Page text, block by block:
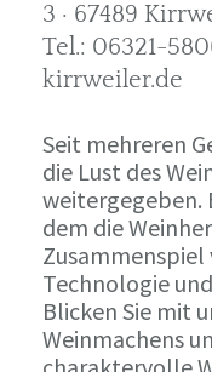
3 · 67489
Tel.: 06321-
kirrweiler.de
Seit mehreren
die Lust des
weitergegeben.
dem die
Technologie
Blicken Sie mit
Weinmachens